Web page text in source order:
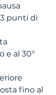
punti di
e al 30°
fino al